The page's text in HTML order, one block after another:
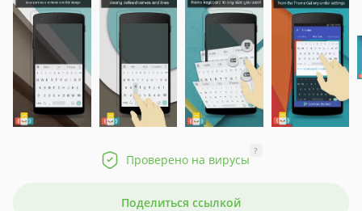
Проверено на вирусы
?
Поделиться ссылкой